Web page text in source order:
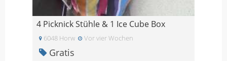
4 Picknick Stühle & 1 Ice Cube Box
6048 Horw Vor vier Wochen
Gratis